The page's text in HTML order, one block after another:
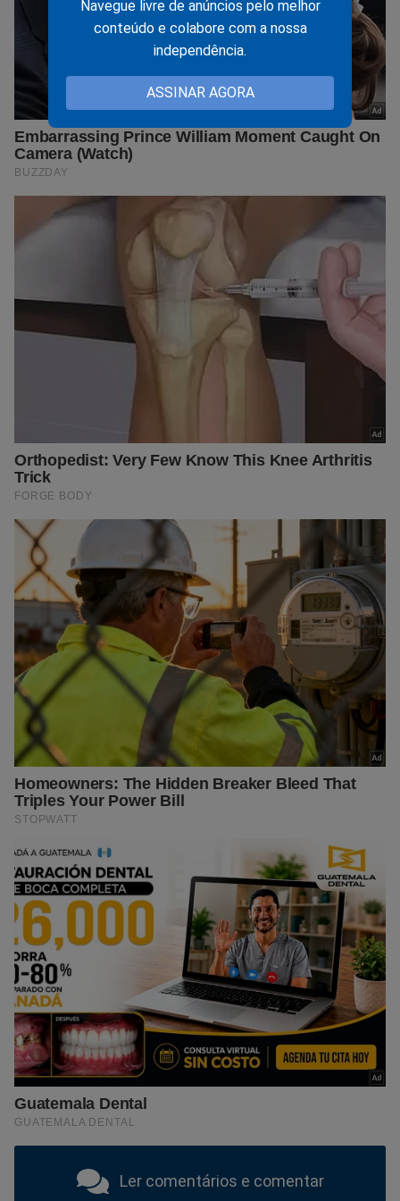
Navegue livre de anúncios pelo melhor
conteúdo e colabore com a nossa
independência.
ASSINAR AGORA
Ler comentários e comentar